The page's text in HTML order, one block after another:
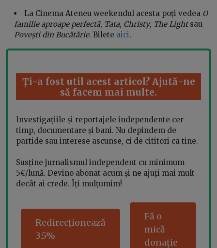
La Cinema Ateneu weekendul acesta poți vedea O
familie aproape perfectă, Tata, Christy, The Lightsau
Povești din Bucătărie. Bilete aici.
Ți-a fost util acest articol? Ajută-ne
să facem mai multe.
Investigațiile și reportajele independente cer
timp, documentare și bani. Nu depindem de
partide sau interese ascunse, ci de cititori ca tine.
Susține jurnalismul independent cu minimum
5€/lună. Devino abonat acum și ne ajuți mai mult
decât ai crede. Îți mulțumim!
Redirecționează
3.5%
Fă o
mică
donație